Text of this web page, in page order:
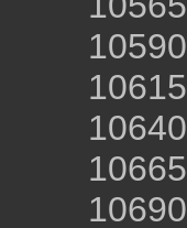
10590
10615
10640
10665
10690